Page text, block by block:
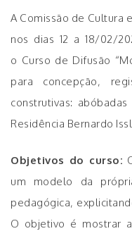
A Comissão de Cultura
nos dias 12 a 18/02/
o Curso de Difusão
para concepção,
construtivas:
Residência Bernardo
Objetivos do curso:
um modelo da
pedagógica,
O objetivo é mostrar